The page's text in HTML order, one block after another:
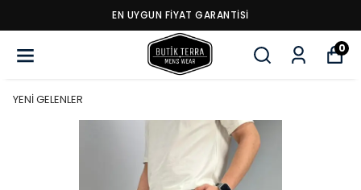
EN UYGUN FİYAT GARANTİSİ
0
YENİ GELENLER